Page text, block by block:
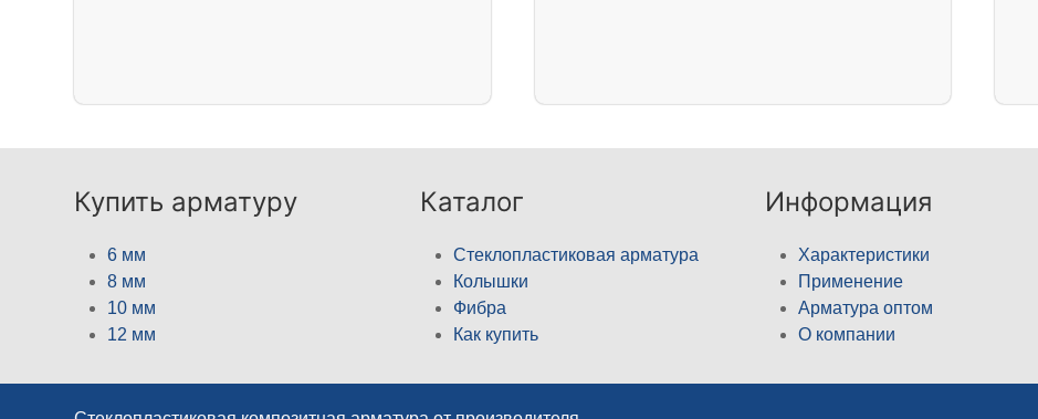
Купить арматуру
6 мм
8 мм
10 мм
12 мм
Каталог
Стеклопластиковая арматура
Колышки
Фибра
Как купить
Информация
Характеристики
Применение
Арматура оптом
О компании